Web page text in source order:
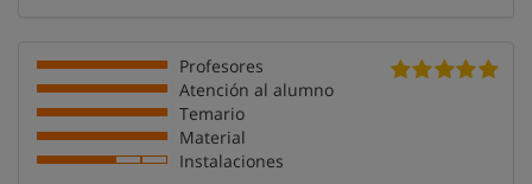
Profesores
Atención al alumno
Temario
Material
Instalaciones